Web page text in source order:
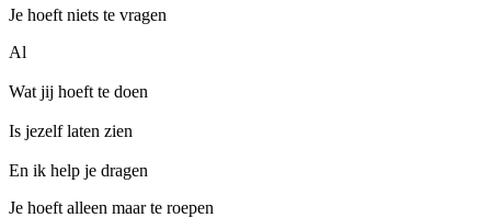
Je hoeft niets te vragen
Al
Wat jij hoeft te doen
Is jezelf laten zien
En ik help je dragen
Je hoeft alleen maar te roepen